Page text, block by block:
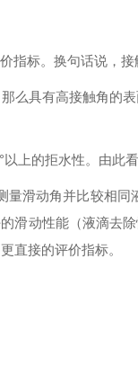
指标。换句话说，接
么具有高接触角的
上的拒水性。由此
量滑动角并比较相同
滑动性能（液滴去
直接的评价指标。